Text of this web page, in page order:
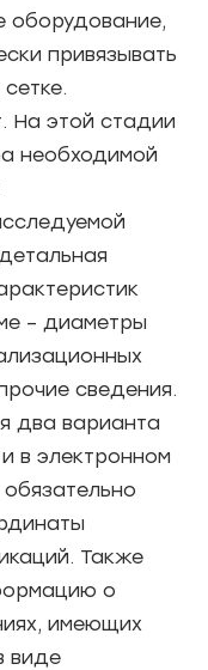
оборудование,
привязывать
На этой стадии
необходимой
– диаметры
сведения.
два варианта
в электронном
Также
о
имеющих
виде